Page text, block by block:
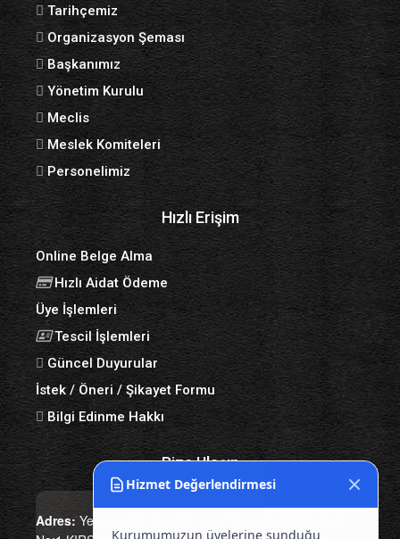
Tarihçemiz
Organizasyon Şeması
Başkanımız
Yönetim Kurulu
Meclis
Meslek Komiteleri
Personelimiz
Hızlı Erişim
Online Belge Alma
Hızlı Aidat Ödeme
Üye İşlemleri
Tescil İşlemleri
Güncel Duyurular
İstek / Öneri / Şikayet Formu
Bilgi Edinme Hakkı
Bize Ulaşın
Adres: Yenice Mah. Atatürk Cad. Tüccarlar İşhanı Kat:1
Hizmet Değerlendirmesi
Kurumumuzun üyelerine sunduğu